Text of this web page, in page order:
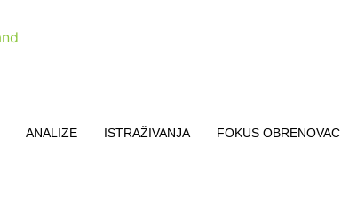
ANALIZE ISTRAŽIVANJA FOKUS OBRENOVAC